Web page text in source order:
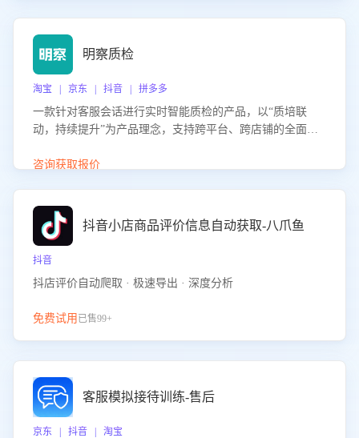
明察质检
淘宝 | 京东 | 抖音 | 拼多多
一款针对客服会话进行实时智能质检的产品，以“质培联
动，持续提升”为产品理念，支持跨平台、跨店铺的全面、
升客服团队的销服能力。
咨询获取报价
抖音小店商品评价信息自动获取-八爪鱼
抖音
抖店评价自动爬取 · 极速导出 · 深度分析
免费试用 已售99+
客服模拟接待训练-售后
京东 | 抖音 | 淘宝